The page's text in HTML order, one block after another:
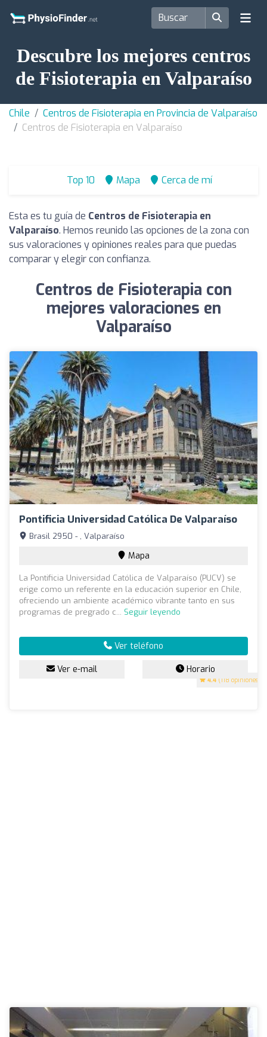
Descubre los mejores centros
de Fisioterapia en Valparaíso
Chile
Centros de Fisioterapia en Provincia de Valparaíso
Centros de Fisioterapia en Valparaíso
Top 10 Mapa Cerca de mí
Esta es tu guía de Centros de Fisioterapia en
Valparaíso. Hemos reunido las opciones de la zona con
sus valoraciones y opiniones reales para que puedas
comparar y elegir con confianza.
Centros de Fisioterapia con
mejores valoraciones en
Valparaíso
Pontificia Universidad Católica De Valparaíso
4.4 (118 opiniones)
Brasil 2950 - , Valparaíso
Mapa
La Pontificia Universidad Católica de Valparaíso (PUCV) se
erige como un referente en la educación superior en Chile,
ofreciendo un ambiente académico vibrante tanto en sus
programas de pregrado c... Seguir leyendo
Ver teléfono
Ver e-mail Horario